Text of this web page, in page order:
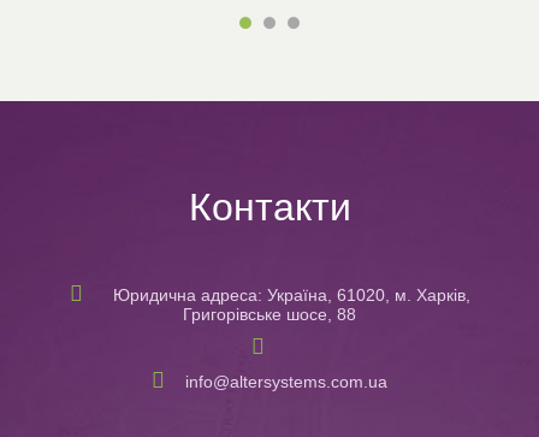
Контакти
Юридична адреса: Україна, 61020, м. Харків,
Григорівське шосе, 88
info@altersystems.com.ua